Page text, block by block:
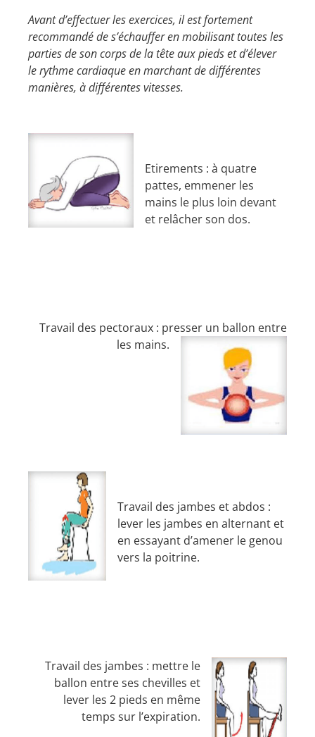
Avant d’effectuer les exercices, il est fortement
recommandé de s’échauffer en mobilisant toutes les
parties de son corps de la tête aux pieds et d’élever
le rythme cardiaque en marchant de différentes
manières, à différentes vitesses.
Etirements : à quatre
pattes, emmener les
mains le plus loin devant
et relâcher son dos.
Travail des pectoraux : presser un ballon entre
les mains.
Travail des jambes et abdos :
lever les jambes en alternant et
en essayant d’amener le genou
vers la poitrine.
Travail des jambes : mettre le
ballon entre ses chevilles et
lever les 2 pieds en même
temps sur l’expiration.